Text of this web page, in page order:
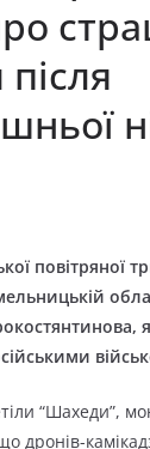
повітряної
“Шахеди”,
дронів-